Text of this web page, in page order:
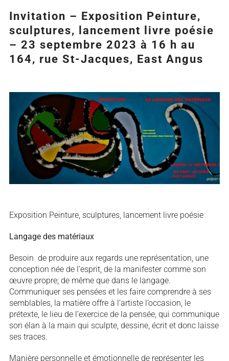
Invitation – Exposition Peinture,
sculptures, lancement livre poésie
– 23 septembre 2023 à 16 h au
164, rue St-Jacques, East Angus
Agrandir
l&apos;image
Exposition Peinture, sculptures, lancement livre poésie
Langage des matériaux
Besoin de produire aux regards une représentation, une
conception née de l’esprit, de la manifester comme son
œuvre propre; de même que dans le langage.
Communiquer ses pensées et les faire comprendre à ses
semblables, la matière offre à l’artiste l’occasion, le
prétexte, le lieu de l’exercice de la pensée, qui communique
son élan à la main qui sculpte, dessine, écrit et donc laisse
ses traces.
Manière personnelle et émotionnelle de représenter les